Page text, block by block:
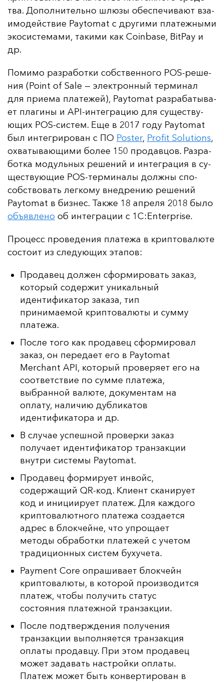
тва. До­пол­ни­тель­но шлю­зы обес­пе­чи­ва­ют вза­
имо­дей­ствие Paytomat с дру­ги­ми пла­теж­ны­ми
эко­сис­те­ма­ми, та­ки­ми как Coinbase, BitPay и
др.
По­ми­мо раз­ра­бот­ки собс­твен­но­го POS-ре­ше­
ния (Point of Sale — элек­трон­ный тер­ми­нал
для при­ема пла­те­жей), Paytomat раз­ра­ба­ты­ва­
ет пла­ги­ны и API-ин­тег­ра­цию для су­щес­тву­
ющих POS-сис­тем. Еще в 2017 го­ду Paytomat
был ин­тег­ри­ро­ван с ПО Poster, Profit Solutions,
ох­ва­ты­ва­ющи­ми бо­лее 150 про­дав­цов. Раз­ра­
бот­ка мо­дуль­ных ре­ше­ний и ин­тег­ра­ция в су­
щес­тву­ющие POS-тер­ми­на­лы дол­жны спо­
собс­тво­вать лег­ко­му внед­ре­нию ре­ше­ний
Paytomat в биз­нес. Так­же 18 ап­ре­ля 2018 бы­ло
объ­яв­ле­но об ин­тег­ра­ции с 1C:Enterprise.
Про­цесс про­ве­де­ния пла­те­жа в крип­то­ва­лю­те
сос­то­ит из сле­ду­ющих эта­пов:
Продавец должен сформировать заказ,
который содержит уникальный
идентификатор заказа, тип
принимаемой криптовалюты и сумму
платежа.
После того как продавец сформировал
заказ, он передает его в Paytomat
Merchant API, который проверяет его на
соответствие по сумме платежа,
выбранной валюте, документам на
оплату, наличию дубликатов
идентификатора и др.
В случае успешной проверки заказ
получает идентификатор транзакции
внутри системы Paytomat.
Продавец формирует инвойс,
содержащий QR-код. Клиент сканирует
код и инициирует платеж. Для каждого
криптовалютного платежа создается
адрес в блокчейне, что упрощает
методы обработки платежей с учетом
традиционных систем бухучета.
Payment Core опрашивает блокчейн
криптовалюты, в которой производится
платеж, чтобы получить статус
состояния платежной транзакции.
После подтверждения получения
транзакции выполняется транзакция
оплаты продавцу. При этом продавец
может задавать настройки оплаты.
Платеж может быть конвертирован в